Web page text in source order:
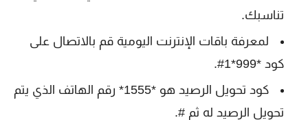
تناسبك.
لمعرفة باقات الإنترنت اليومية قم بالاتصال على
كود *999*1#.
كود تحويل الرصيد هو *1555* رقم الهاتف الذي يتم
تحويل الرصيد له ثم #.